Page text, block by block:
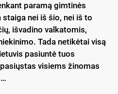
paramą gimtinės
nei iš šio, nei iš to
išvadino valkatomis,
Tada netikėtai visą
pasiuntė tuos
visiems žinomas